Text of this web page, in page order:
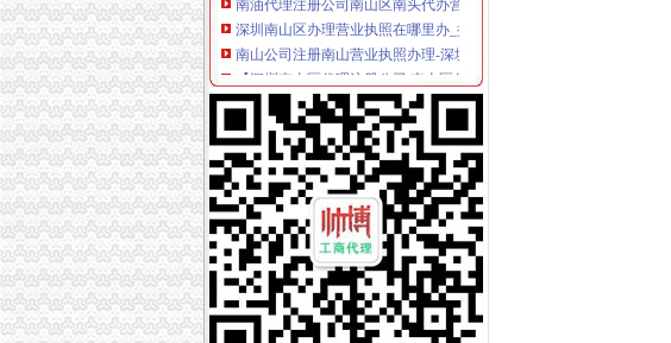
深圳南山区办理营业执照在哪里办_搜问问
南山公司注册南山营业执照办理-深圳58同城
【深圳南山区代理注册公司,南山区代办公司营业执照,代理深圳公司
深圳专业代办营业执照
南山代办营业执照,南山代办公司做账报税-钱眼商机
南山公司注册代办营业执照,记账报税,申请一般纳税人_深圳博远知
南山注册公司代理南山营业执照办理-爱喇叭网
【供应代办南山地区营业执照|深圳营业执照】厂家,价格,图片_深圳
专业平价代办深圳南山营业执照深圳南山公司注册-深圳58同城
南山代办个体户营业执照食品流通许可证沙河公司注册【今日推荐网-
南山代办营业执照食品流通许可证_志趣网
南山低价代办营业执照,公司垫资增资-钱眼商机
【南山代办营业执照、沙井注册公司、福永代办营业执照】厂家,价
南油代理注册公司南山区南头代办营业执照后海代办个体工商户-一